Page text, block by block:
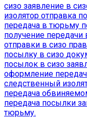
сизо заявление в
изолятор отправка
передача в тюрьму
получение передачи
отправки в сизо
посылку в сизо
посылок в сизо
оформление
следственный
передача
передача посылки
тюрьму.